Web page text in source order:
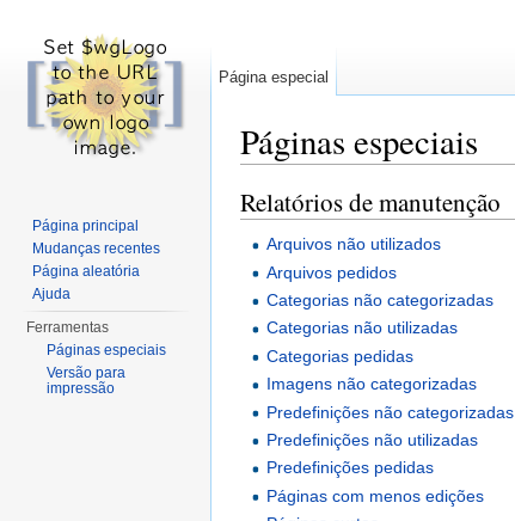
Páginas especiais
Relatórios de manutenção
Arquivos não utilizados
Arquivos pedidos
Categorias não categorizadas
Categorias não utilizadas
Categorias pedidas
Imagens não categorizadas
Predefinições não categorizadas
Predefinições não utilizadas
Predefinições pedidas
Páginas com menos edições
Página especial
Página principal
Mudanças recentes
Página aleatória
Ajuda
Ferramentas
Páginas especiais
Versão para
impressão